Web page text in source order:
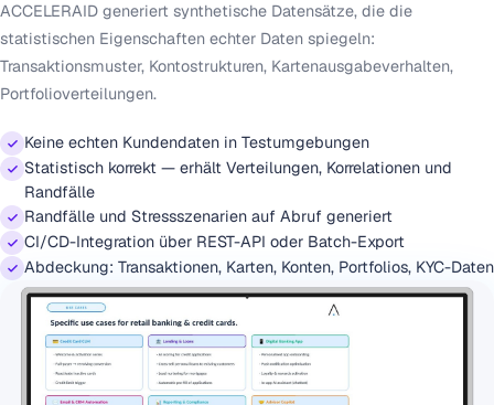
ACCELERAID generiert synthetische Datensätze, die die
statistischen Eigenschaften echter Daten spiegeln:
Transaktionsmuster, Kontostrukturen, Kartenausgabeverhalten,
Portfolioverteilungen.
Keine echten Kundendaten in Testumgebungen
Statistisch korrekt — erhält Verteilungen, Korrelationen und
Randfälle
Randfälle und Stressszenarien auf Abruf generiert
CI/CD-Integration über REST-API oder Batch-Export
Abdeckung: Transaktionen, Karten, Konten, Portfolios, KYC-Daten